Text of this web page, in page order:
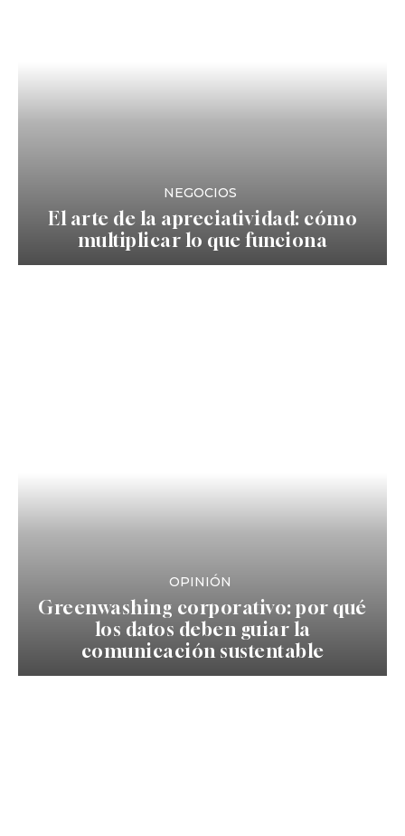
NEGOCIOS
El arte de la apreciatividad: cómo
multiplicar lo que funciona
OPINIÓN
Greenwashing corporativo: por qué
los datos deben guiar la
comunicación sustentable